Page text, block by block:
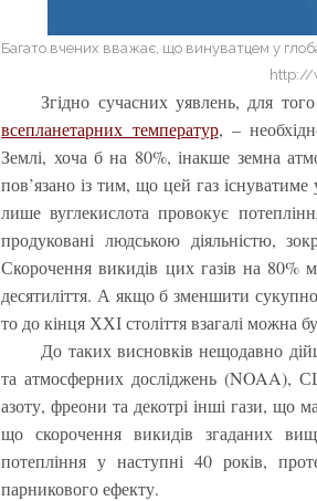
Багато вчених вважає, що винуватцем у
http://
Згідно сучасних уявлень, для
всепланетарних температур, –
Землі, хоча б на 80%, інакше земна
пов’язано із тим, що цей газ
лише вуглекислота провокує
продуковані людською діяльністю,
Скорочення викидів цих газів на 80%
десятиліття. А якщо б зменшити
то до кінця ХХІ століття взагалі можна
До таких висновків нещодавно
та атмосферних досліджень (NOAA),
азоту, фреони та декотрі інші гази, що
що скорочення викидів згаданих
потепління у наступні 40 років,
парникового ефекту.